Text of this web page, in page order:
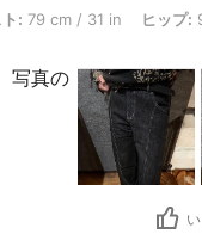
ヒップ: 90 cm / 35 in, カラ
: 79 cm / 31 in ヒップ:
写真の